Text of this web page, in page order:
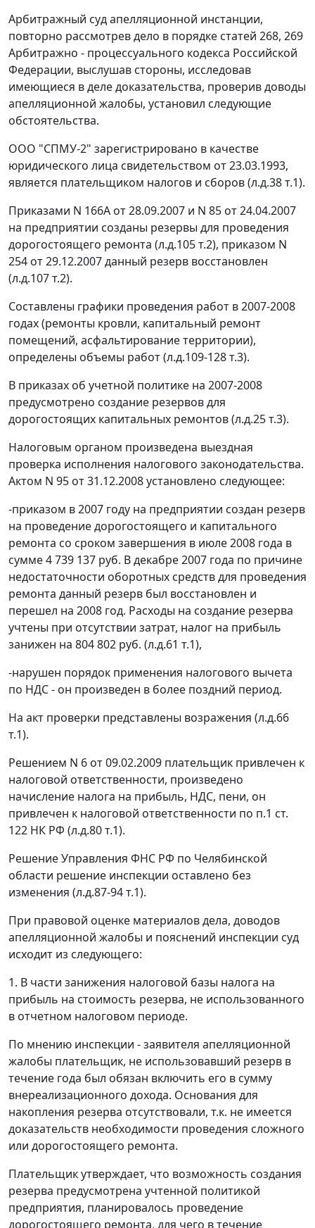
Арбитражный суд апелляционной инстанции,
повторно рассмотрев дело в порядке статей 268, 269
Арбитражно - процессуального кодекса Российской
Федерации, выслушав стороны, исследовав
имеющиеся в деле доказательства, проверив доводы
апелляционной жалобы, установил следующие
обстоятельства.
ООО "СПМУ-2" зарегистрировано в качестве
юридического лица свидетельством от 23.03.1993,
является плательщиком налогов и сборов (л.д.38 т.1).
Приказами N 166А от 28.09.2007 и N 85 от 24.04.2007
на предприятии созданы резервы для проведения
дорогостоящего ремонта (л.д.105 т.2), приказом N
254 от 29.12.2007 данный резерв восстановлен
(л.д.107 т.2).
Составлены графики проведения работ в 2007-2008
годах (ремонты кровли, капитальный ремонт
помещений, асфальтирование территории),
определены объемы работ (л.д.109-128 т.3).
В приказах об учетной политике на 2007-2008
предусмотрено создание резервов для
дорогостоящих капитальных ремонтов (л.д.25 т.3).
Налоговым органом произведена выездная
проверка исполнения налогового законодательства.
Актом N 95 от 31.12.2008 установлено следующее:
-приказом в 2007 году на предприятии создан резерв
на проведение дорогостоящего и капитального
ремонта со сроком завершения в июле 2008 года в
сумме 4 739 137 руб. В декабре 2007 года по причине
недостаточности оборотных средств для проведения
ремонта данный резерв был восстановлен и
перешел на 2008 год. Расходы на создание резерва
учтены при отсутствии затрат, налог на прибыль
занижен на 804 802 руб. (л.д.61 т.1),
-нарушен порядок применения налогового вычета
по НДС - он произведен в более поздний период.
На акт проверки представлены возражения (л.д.66
т.1).
Решением N 6 от 09.02.2009 плательщик привлечен к
налоговой ответственности, произведено
начисление налога на прибыль, НДС, пени, он
привлечен к налоговой ответственности по п.1 ст.
122 НК РФ (л.д.80 т.1).
Решение Управления ФНС РФ по Челябинской
области решение инспекции оставлено без
изменения (л.д.87-94 т.1).
При правовой оценке материалов дела, доводов
апелляционной жалобы и пояснений инспекции суд
исходит из следующего:
1. В части занижения налоговой базы налога на
прибыль на стоимость резерва, не использованного
в отчетном налоговом периоде.
По мнению инспекции - заявителя апелляционной
жалобы плательщик, не использовавший резерв в
течение года был обязан включить его в сумму
внереализационного дохода. Основания для
накопления резерва отсутствовали, т.к. не имеется
доказательств необходимости проведения сложного
или дорогостоящего ремонта.
Плательщик утверждает, что возможность создания
резерва предусмотрена учтенной политикой
предприятия, планировалось проведение
дорогостоящего ремонта, для чего в течение